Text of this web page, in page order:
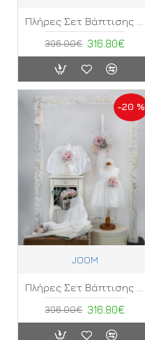
316.80€
396.00€
-20 %
JOOM
316.80€
396.00€